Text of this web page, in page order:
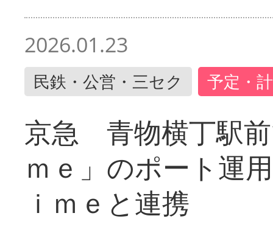
2026.01.23
民鉄・公営・三セク 予定・
京急 青物横丁駅
ｍｅ」のポート運
ｉｍｅと連携